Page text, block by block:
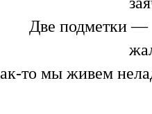
Две подметки —
то мы живем